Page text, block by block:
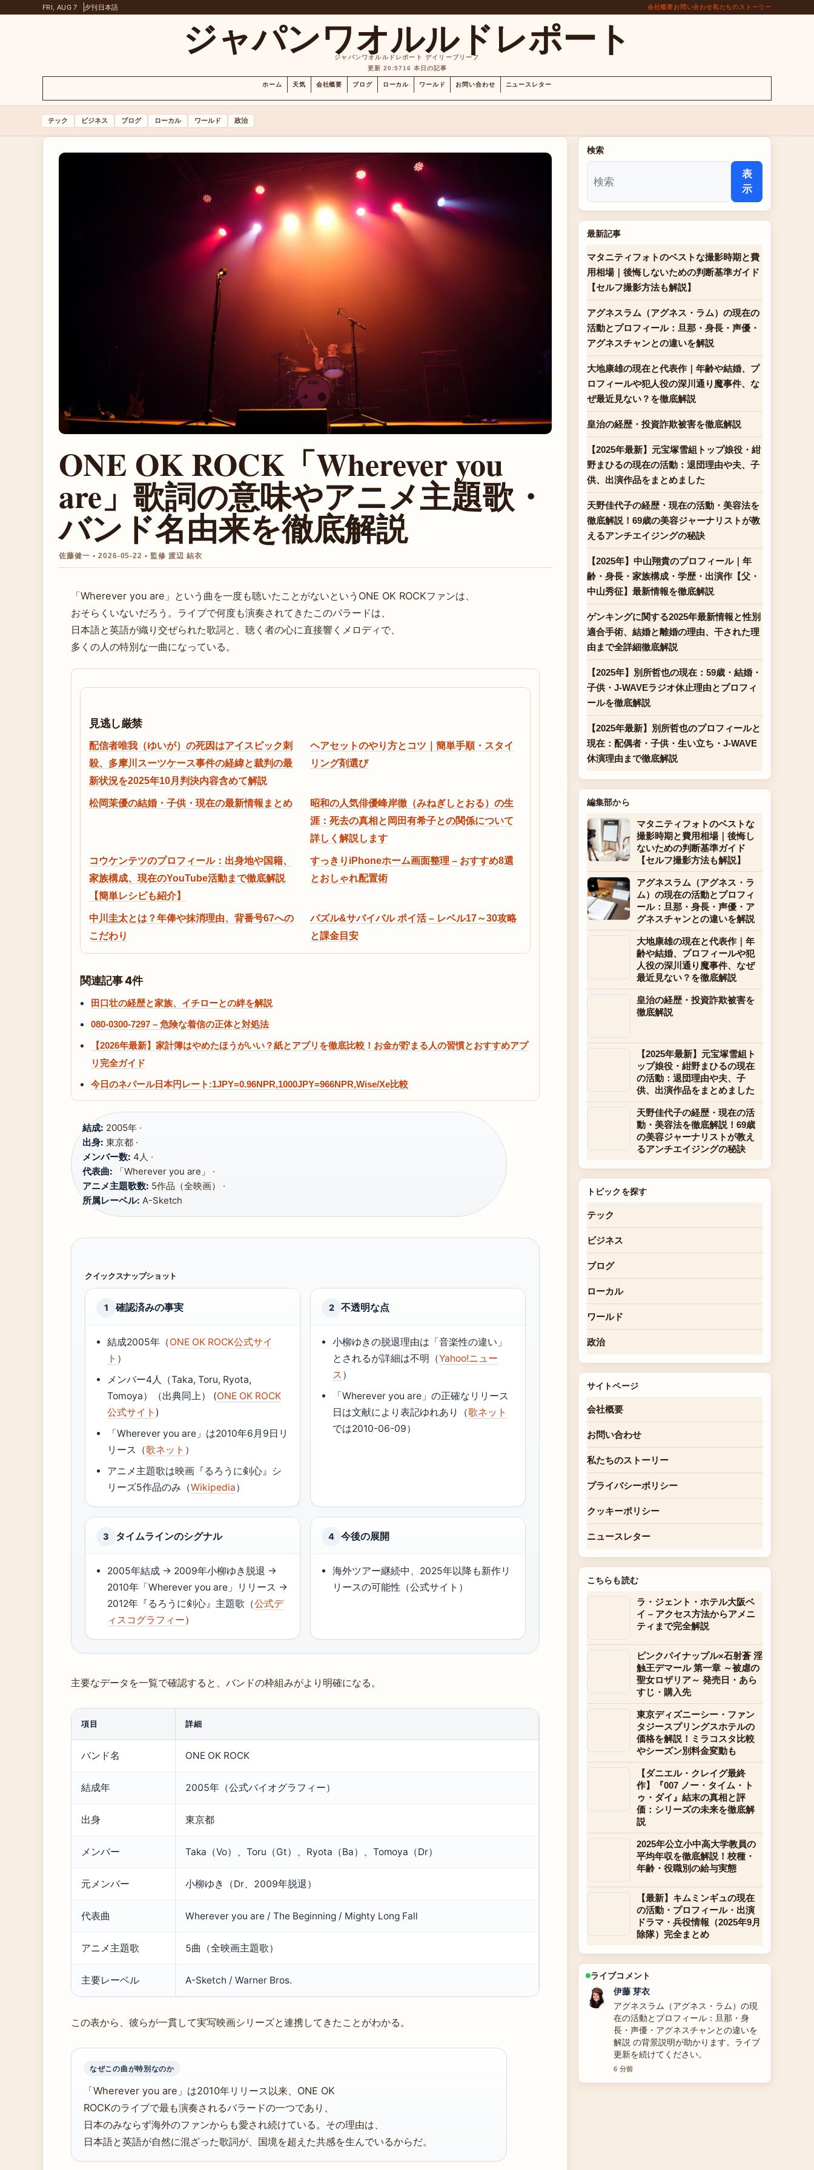
FRI, AUG 7 夕刊 日本語 会社概要お問い合わせ私たちのストーリー
ジャパンワオルルドレポート
ジャパンワオルルドレポート デイリーブリーフ
更新 20:5716 本日の記事
ホーム 天気 会社概要 ブログ ローカル ワールド お問い合わせ ニュースレター
テック ビジネス ブログ ローカル ワールド 政治
ONE OK ROCK「Wherever you
are」歌詞の意味やアニメ主題歌・
バンド名由来を徹底解説
佐藤健一 • 2026-05-22 • 監修 渡辺 結衣
「Wherever you are」という曲を一度も聴いたことがないというONE OK ROCKファンは、
おそらくいないだろう。ライブで何度も演奏されてきたこのバラードは、
日本語と英語が織り交ぜられた歌詞と、聴く者の心に直接響くメロディで、
多くの人の特別な一曲になっている。
見逃し厳禁
配信者唯我（ゆいが）の死因はアイスピック刺
殺、多摩川スーツケース事件の経緯と裁判の最
新状況を2025年10月判決内容含めて解説
ヘアセットのやり方とコツ｜簡単手順・スタイ
リング剤選び
松岡茉優の結婚・子供・現在の最新情報まとめ
昭和の人気俳優峰岸徹（みねぎしとおる）の生
涯：死去の真相と岡田有希子との関係について
詳しく解説します
コウケンテツのプロフィール：出身地や国籍、
家族構成、現在のYouTube活動まで徹底解説
【簡単レシピも紹介】
すっきりiPhoneホーム画面整理 – おすすめ8選
とおしゃれ配置術
中川圭太とは？年俸や抹消理由、背番号67への
こだわり
パズル&サバイバル ポイ活 – レベル17～30攻略
と課金目安
関連記事 4件
田口壮の経歴と家族、イチローとの絆を解説
080-0300-7297 – 危険な着信の正体と対処法
【2026年最新】家計簿はやめたほうがいい？紙とアプリを徹底比較！お金が貯まる人の習慣とおすすめアプ
リ完全ガイド
今日のネパール日本円レート:1JPY=0.96NPR,1000JPY=966NPR,Wise/Xe比較
結成: 2005年 ·
出身: 東京都 ·
メンバー数: 4人 ·
代表曲: 「Wherever you are」 ·
アニメ主題歌数: 5作品（全映画） ·
所属レーベル: A-Sketch
クイックスナップショット
1 確認済みの事実
結成2005年（ONE OK ROCK公式サイ
ト ）
メンバー4人（Taka, Toru, Ryota,
Tomoya）（出典同上） (ONE OK ROCK
公式サイト )
「Wherever you are」は2010年6月9日リ
リース（歌ネット ）
アニメ主題歌は映画『るろうに剣心』シ
リーズ5作品のみ（Wikipedia）
2 不透明な点
小柳ゆきの脱退理由は「音楽性の違い」
とされるが詳細は不明（Yahoo!ニュー
ス ）
「Wherever you are」の正確なリリース
日は文献により表記ゆれあり（歌ネット
では2010-06-09）
3 タイムラインのシグナル
2005年結成 → 2009年小柳ゆき脱退 →
2010年「Wherever you are」リリース →
2012年『るろうに剣心』主題歌（公式デ
ィスコグラフィー）
4 今後の展開
海外ツアー継続中、2025年以降も新作リ
リースの可能性（公式サイト）
主要なデータを一覧で確認すると、バンドの枠組みがより明確になる。
項目 詳細
バンド名 ONE OK ROCK
結成年 2005年（公式バイオグラフィー）
出身 東京都
メンバー Taka（Vo）、Toru（Gt）、Ryota（Ba）、Tomoya（Dr）
元メンバー 小柳ゆき（Dr、2009年脱退）
代表曲 Wherever you are / The Beginning / Mighty Long Fall
アニメ主題歌 5曲（全映画主題歌）
主要レーベル A-Sketch / Warner Bros.
この表から、彼らが一貫して実写映画シリーズと連携してきたことがわかる。
なぜこの曲が特別なのか
「Wherever you are」は2010年リリース以来、ONE OK
ROCKのライブで最も演奏されるバラードの一つであり、
日本のみならず海外のファンからも愛され続けている。その理由は、
日本語と英語が自然に混ざった歌詞が、国境を超えた共感を生んでいるからだ。
検索
表
示
最新記事
マタニティフォトのベストな撮影時期と費
用相場｜後悔しないための判断基準ガイド
【セルフ撮影方法も解説】
アグネスラム（アグネス・ラム）の現在の
活動とプロフィール：旦那・身長・声優・
アグネスチャンとの違いを解説
大地康雄の現在と代表作｜年齢や結婚、プ
ロフィールや犯人役の深川通り魔事件、な
ぜ最近見ない？を徹底解説
皇治の経歴・投資詐欺被害を徹底解説
【2025年最新】元宝塚雪組トップ娘役・紺
野まひるの現在の活動：退団理由や夫、子
供、出演作品をまとめました
天野佳代子の経歴・現在の活動・美容法を
徹底解説！69歳の美容ジャーナリストが教
えるアンチエイジングの秘訣
【2025年】中山翔貴のプロフィール｜年
齢・身長・家族構成・学歴・出演作【父・
中山秀征】最新情報を徹底解説
ゲンキングに関する2025年最新情報と性別
適合手術、結婚と離婚の理由、干された理
由まで全詳細徹底解説
【2025年】別所哲也の現在：59歳・結婚・
子供・J-WAVEラジオ休止理由とプロフィ
ールを徹底解説
【2025年最新】別所哲也のプロフィールと
現在：配偶者・子供・生い立ち・J-WAVE
休演理由まで徹底解説
編集部から
マタニティフォトのベストな
撮影時期と費用相場｜後悔し
ないための判断基準ガイド
【セルフ撮影方法も解説】
アグネスラム（アグネス・ラ
ム）の現在の活動とプロフィ
ール：旦那・身長・声優・ア
グネスチャンとの違いを解説
大地康雄の現在と代表作｜年
齢や結婚、プロフィールや犯
人役の深川通り魔事件、なぜ
最近見ない？を徹底解説
皇治の経歴・投資詐欺被害を
徹底解説
【2025年最新】元宝塚雪組ト
ップ娘役・紺野まひるの現在
の活動：退団理由や夫、子
供、出演作品をまとめました
天野佳代子の経歴・現在の活
動・美容法を徹底解説！69歳
の美容ジャーナリストが教え
るアンチエイジングの秘訣
トピックを探す
テック
ビジネス
ブログ
ローカル
ワールド
政治
サイトページ
会社概要
お問い合わせ
私たちのストーリー
プライバシーポリシー
クッキーポリシー
ニュースレター
こちらも読む
ラ・ジェント・ホテル大阪ベ
イ – アクセス方法からアメニ
ティまで完全解説
ピンクパイナップル×石射蒼 淫
触王デマール 第一章 ～被虐の
聖女ロザリア～ 発売日・あら
すじ・購入先
東京ディズニーシー・ファン
タジースプリングスホテルの
価格を解説！ミラコスタ比較
やシーズン別料金変動も
【ダニエル・クレイグ最終
作】『007 ノー・タイム・ト
ゥ・ダイ』結末の真相と評
価：シリーズの未来を徹底解
説
2025年公立小中高大学教員の
平均年収を徹底解説！校種・
年齢・役職別の給与実態
【最新】キムミンギュの現在
の活動・プロフィール・出演
ドラマ・兵役情報（2025年9月
除隊）完全まとめ
ライブコメント
伊藤 芽衣
アグネスラム（アグネス・ラム）の現
在の活動とプロフィール：旦那・身
長・声優・アグネスチャンとの違いを
解説 の背景説明が助かります。ライブ
更新を続けてください。
6 分前